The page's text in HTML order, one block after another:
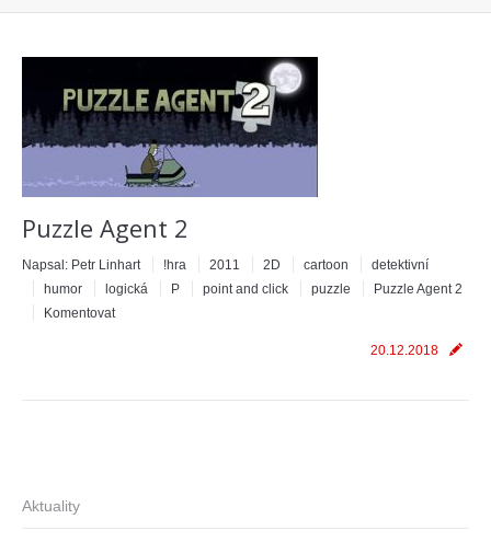
Puzzle Agent 2
Napsal: Petr Linhart !hra 2011 2D cartoon
detektivní
humor
logická P point and click puzzle
Puzzle Agent 2
Komentovat
20.12.2018
Aktuality